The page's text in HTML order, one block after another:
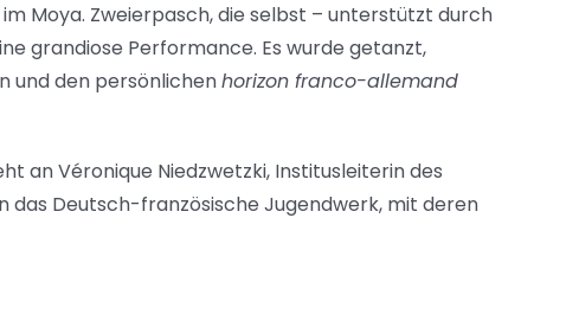
Moya. Zweierpasch, die selbst – unterstützt durch
grandiose Performance. Es wurde getanzt,
und den persönlichenhorizon franco-allemand
an Véronique Niedzwetzki, Institusleiterin des
das Deutsch-französische Jugendwerk, mit deren